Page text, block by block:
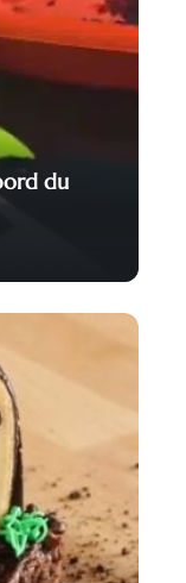
du